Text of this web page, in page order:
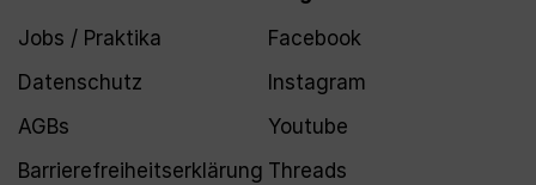
Jobs / Praktika
Datenschutz
AGBs
Barrierefreiheitserklärung
Facebook
Instagram
Youtube
Threads